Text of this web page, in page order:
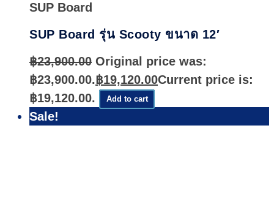
SUP Board
SUP Board รุ่น Scooty ขนาด 12′
฿23,900.00 Original price was:
฿23,900.00.฿19,120.00Current price is:
฿19,120.00.
Add to cart
Sale!